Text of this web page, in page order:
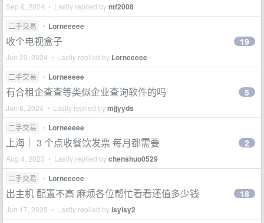
Sep 6, 2024 • Lastly replied byntf2008
二手交易 • Lorneeeee
收个电视盒子
Jun 29, 2024 • Lastly replied by Lorneeeee
19
二手交易 • Lorneeeee
有合租企查查等类似企业查询软件的吗
Jan 8, 2024 • Lastly replied bymjjyyds
5
二手交易 • Lorneeeee
上海｜ 3 个点收餐饮发票 每月都需要
Aug 4, 2023 • Lastly replied bychenshuo0529
2
二手交易 • Lorneeeee
出主机 配置不高 麻烦各位帮忙看看还值多少钱
Jun 17, 2023 • Lastly replied bylsylsy2
18